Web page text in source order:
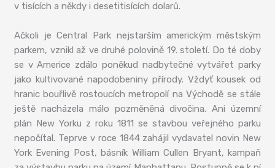
v tisících a někdy i desetitisících dolarů.
Ačkoli je Central Park nejstarším americkým městským
parkem, vznikl až ve druhé polovině 19. století. Do té doby
se v Americe zdálo poněkud nadbytečné vytvářet parky
jako kultivované napodobeniny přírody. Vždyť kousek od
hranic bouřlivě rostoucích metropolí na Východě se stále
ještě nacházela málo pozměněná divočina. Ani územní
plán New Yorku z roku 1811 se stavbou veřejného parku
nepočítal. Teprve v roce 1844 zahájil vydavatel novin New
York Evening Post, básník William Cullen Bryant, kampaň